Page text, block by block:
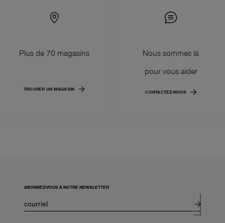
Plus de 70 magasins
TROUVER UN MAGASIN
Nous sommes là
pour vous aider
CONTACTEZ-NOUS
ABONNEZ-VOUS À NOTRE NEWSLETTER